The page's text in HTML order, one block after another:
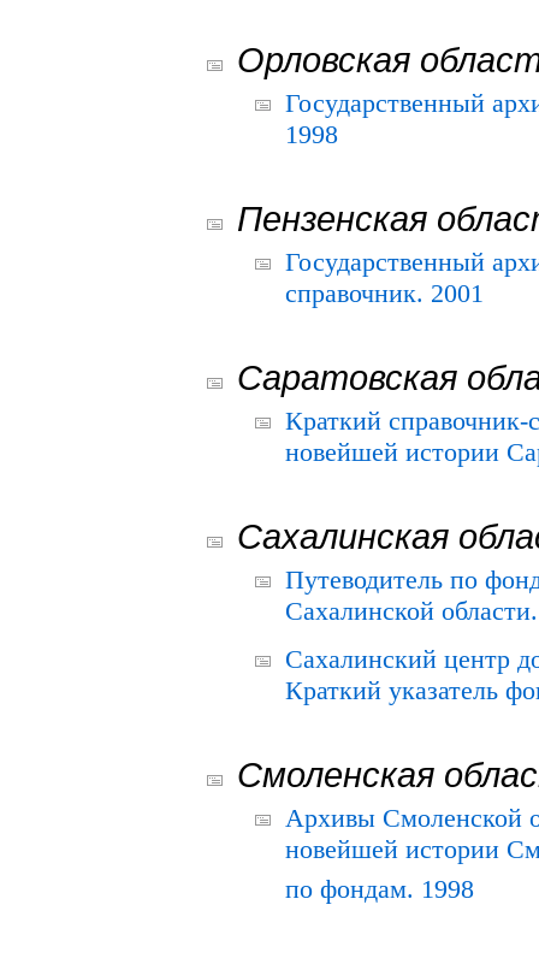
Орловская
Государственный
1998
Пензенская
Государственный
справочник. 2001
Саратовская
Краткий
новейшей истории
Сахалинская
Путеводитель по
Сахалинской
Сахалинский центр
Краткий указатель
Смоленская
Архивы Смоленской
новейшей истории
по фондам. 1998